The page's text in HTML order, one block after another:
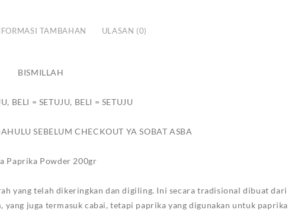
TAMBAHAN ULASAN (0)
BISMILLAH
BELI = SETUJU, BELI = SETUJU
SEBELUM CHECKOUT YA SOBAT ASBA
Paprika Powder 200gr
yang telah dikeringkan dan digiling. Ini secara tradisional dibuat dari
juga termasuk cabai, tetapi paprika yang digunakan untuk paprika